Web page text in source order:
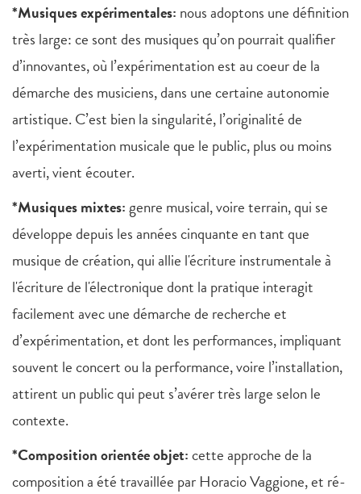
*Musiques expérimentales: nous adoptons une définition
très large: ce sont des musiques qu’on pourrait qualifier
d’innovantes, où l’expérimentation est au coeur de la
démarche des musiciens, dans une certaine autonomie
artistique. C’est bien la singularité, l’originalité de
l’expérimentation musicale que le public, plus ou moins
averti, vient écouter.
*Musiques mixtes:genre musical, voire terrain, qui se
développe depuis les années cinquante en tant que
musique de création, qui allie l'écriture instrumentale à
l'écriture de l'électronique dont la pratique interagit
facilement avec une démarche de recherche et
d’expérimentation, et dont les performances, impliquant
souvent le concert ou la performance, voire l’installation,
attirent un public qui peut s’avérer très large selon le
contexte.
*Composition orientée objet:cette approche de la
composition a été travaillée par Horacio Vaggione, et ré-